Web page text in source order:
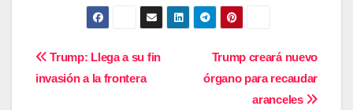
Navegación
Trump creará nuevo
órgano para recaudar
aranceles
Trump: Llega a su fin
invasión a la frontera